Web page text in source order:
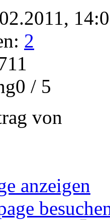
2
/ 5
von
anzeigen